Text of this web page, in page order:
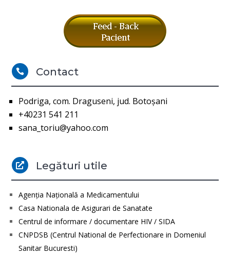
 Contact
Podriga, com. Draguseni, jud. Botoşani
+40231 541 211
sana_toriu@yahoo.com
 Legături utile
Agenţia Naţională a Medicamentului
Casa Nationala de Asigurari de Sanatate
Centrul de informare / documentare HIV / SIDA
CNPDSB (Centrul National de Perfectionare in Domeniul
Sanitar Bucuresti)